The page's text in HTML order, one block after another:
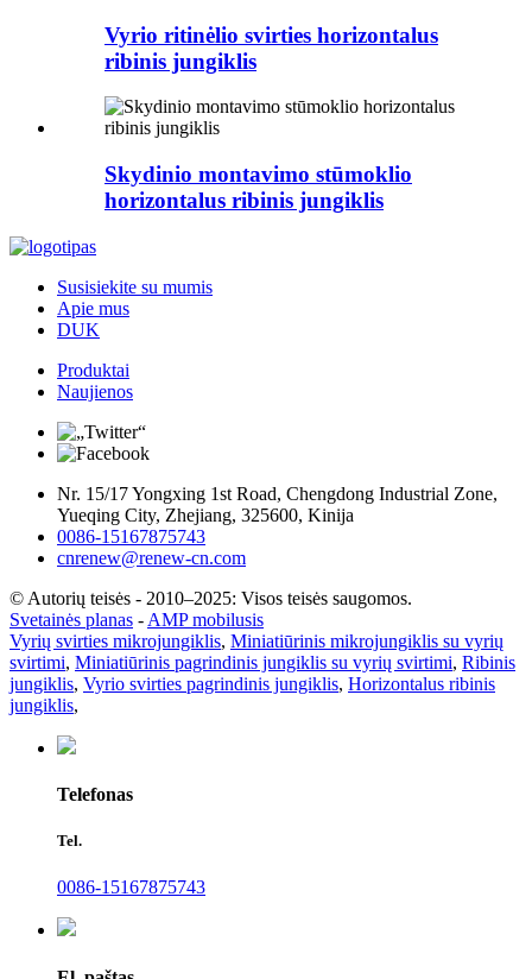
Vyrio ritinėlio svirties horizontalus
ribinis jungiklis
Skydinio montavimo stūmoklio
horizontalus ribinis jungiklis
Susisiekite su mumis
Apie mus
DUK
Produktai
Naujienos
Nr. 15/17 Yongxing 1st Road, Chengdong Industrial Zone,
Yueqing City, Zhejiang, 325600, Kinija
0086-15167875743
cnrenew@renew-cn.com
© Autorių teisės - 2010–2025: Visos teisės saugomos.
Svetainės planas - AMP mobilusis
Vyrių svirties mikrojungiklis, Miniatiūrinis mikrojungiklis su vyrių
svirtimi, Miniatiūrinis pagrindinis jungiklis su vyrių svirtimi, Ribinis
jungiklis, Vyrio svirties pagrindinis jungiklis, Horizontalus ribinis
jungiklis,
Telefonas
Tel.
0086-15167875743